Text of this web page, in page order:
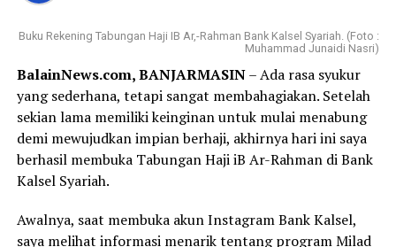
Buku Rekening Tabungan Haji IB Ar,-Rahman Bank Kalsel Syariah. (Foto :
Muhammad Junaidi Nasri)
BalainNews.com, BANJARMASIN– Ada rasa syukur
yang sederhana, tetapi sangat membahagiakan. Setelah
sekian lama memiliki keinginan untuk mulai menabung
demi mewujudkan impian berhaji, akhirnya hari ini saya
berhasil membuka Tabungan Haji iB Ar-Rahman di Bank
Kalsel Syariah.
Awalnya, saat membuka akun Instagram Bank Kalsel,
saya melihat informasi menarik tentang program Milad